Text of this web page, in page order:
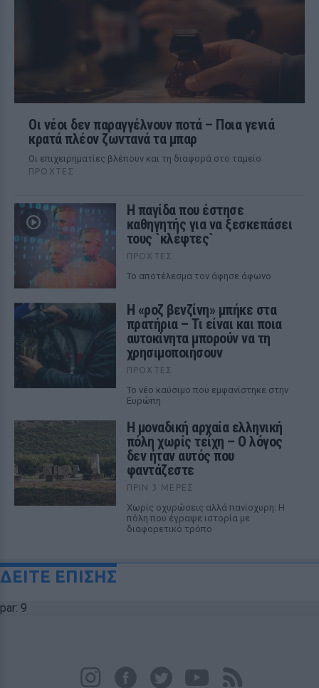
Οι νέοι δεν παραγγέλνουν ποτά – Ποια γενιά
κρατά πλέον ζωντανά τα μπαρ
Οι επιχειρηματίες βλέπουν και τη διαφορά στο ταμείο
ΠΡΟΧΤΈΣ
Η παγίδα που έστησε
καθηγητής για να ξεσκεπάσει
τους `κλέφτες`
ΠΡΟΧΤΈΣ
Το αποτέλεσμα τον άφησε άφωνο
Η «ροζ βενζίνη» μπήκε στα
πρατήρια – Τι είναι και ποια
αυτοκίνητα μπορούν να τη
χρησιμοποιήσουν
ΠΡΟΧΤΈΣ
Το νέο καύσιμο που εμφανίστηκε στην
Ευρώπη
Η μοναδική αρχαία ελληνική
πόλη χωρίς τείχη – Ο λόγος
δεν ήταν αυτός που
φαντάζεστε
ΠΡΙΝ 3 ΜΈΡΕΣ
Χωρίς οχυρώσεις αλλά πανίσχυρη: Η
πόλη που έγραψε ιστορία με
διαφορετικό τρόπο
ΔΕΙΤΕ ΕΠΙΣΗΣ
par: 9